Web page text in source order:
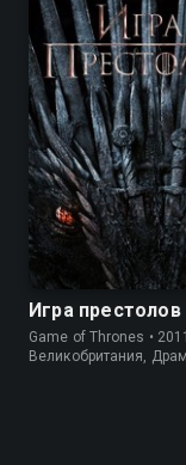
9.0 9.2
Игра престолов
Game of Thrones •
Великобритания,